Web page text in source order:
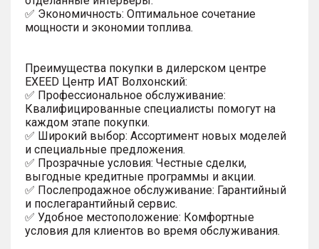
✅ Экономичность: Оптимальное сочетание
мощности и экономии топлива.
Преимущества покупки в дилерском центре
EXEED Центр ИАТ Волхонский:
✅ Профессиональное обслуживание:
Квалифицированные специалисты помогут на
каждом этапе покупки.
✅ Широкий выбор: Ассортимент новых моделей
и специальные предложения.
✅ Прозрачные условия: Честные сделки,
выгодные кредитные программы и акции.
✅ Послепродажное обслуживание: Гарантийный
и послегарантийный сервис.
✅ Удобное местоположение: Комфортные
условия для клиентов во время обслуживания.